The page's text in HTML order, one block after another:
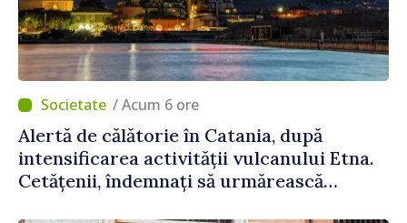
/ Acum 6 ore
Alertă de călătorie în Catania, după
intensificarea activității vulcanului Etna.
Cetățenii, îndemnați să urmărească